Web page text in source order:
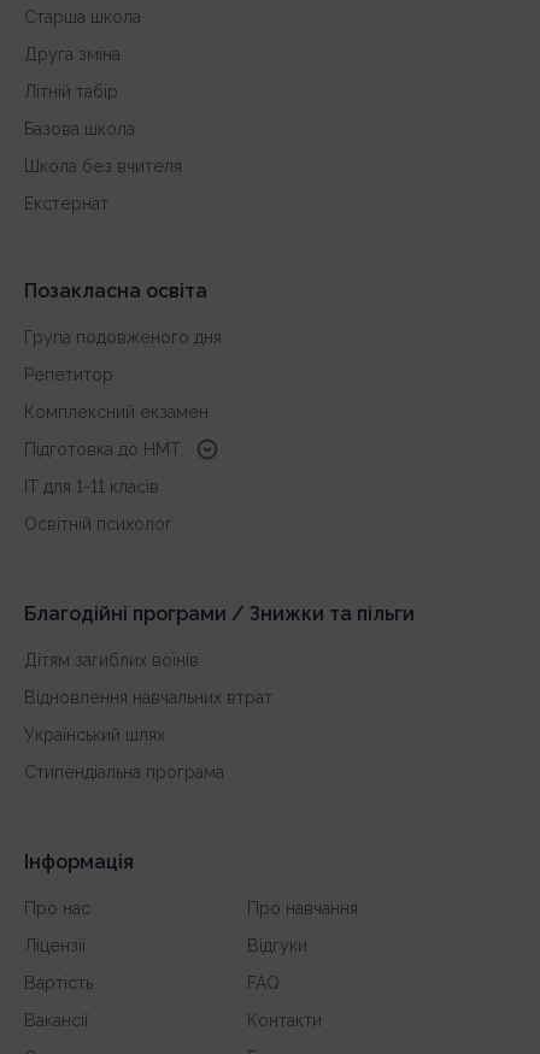
Старша школа
Друга зміна
Літній табір
Базова школа
Школа без вчителя
Екстернат
Позакласна освіта
Група подовженого дня
Репетитор
Комплексний екзамен
Підготовка до HMT
з української мови
з історії України
IT для 1-11 класів
Освітній психолог
Благодійні програми / Знижки та пільги
Дітям загиблих воїнів
Відновлення навчальних втрат
Український шлях
Стипендіальна програма
Інформація
Про нас
Про навчання
Ліцензії
Відгуки
Вартість
FAQ
Вакансії
Контакти